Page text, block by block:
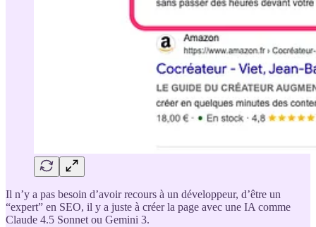
Il n’y a pas besoin d’avoir recours à un développeur, d’être un
“expert” en SEO, il y a juste à créer la page avec une IA comme
Claude 4.5 Sonnet ou Gemini 3.